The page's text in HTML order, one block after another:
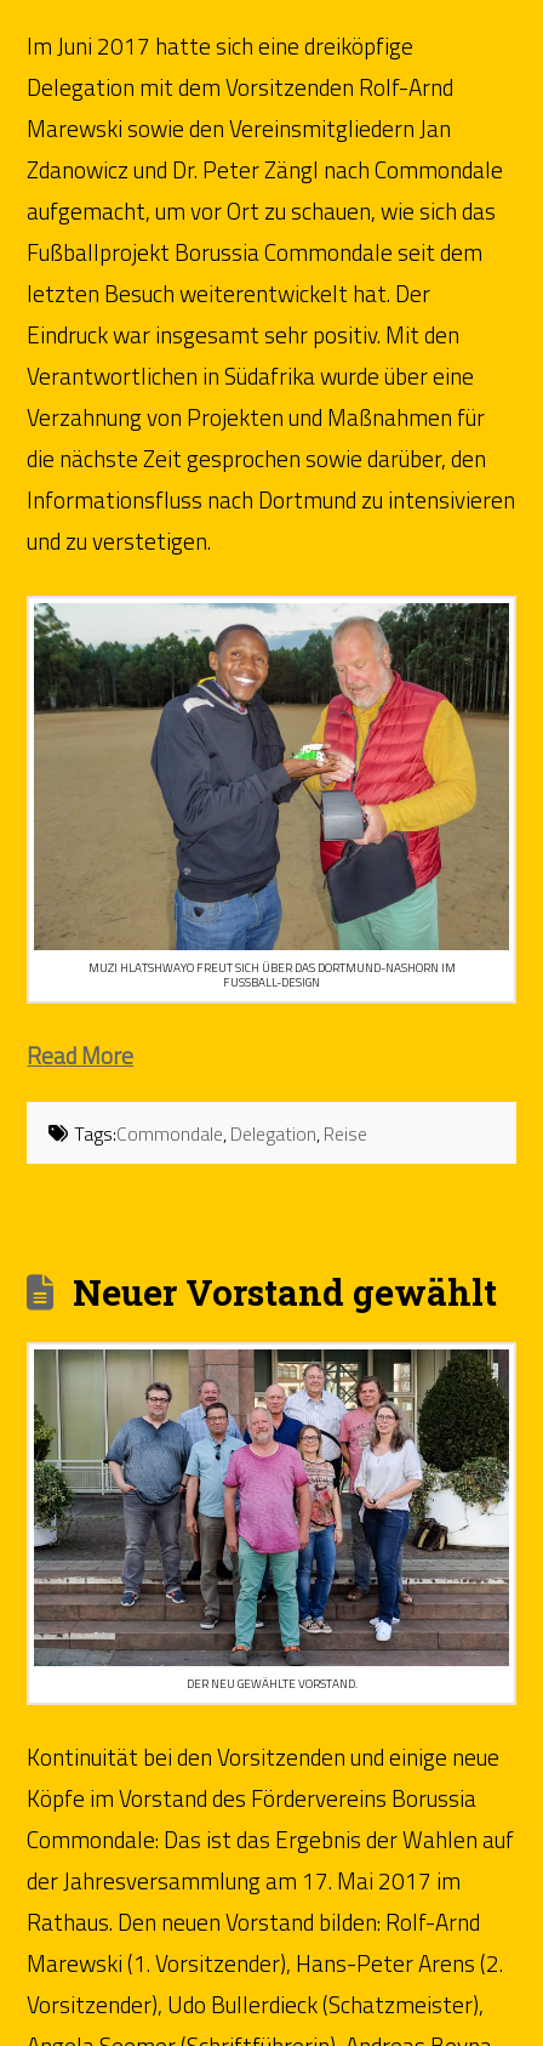
Im Juni 2017 hatte sich eine dreiköpfige
Delegation mit dem Vorsitzenden Rolf-Arnd
Marewski sowie den Vereinsmitgliedern Jan
Zdanowicz und Dr. Peter Zängl nach Commondale
aufgemacht, um vor Ort zu schauen, wie sich das
Fußballprojekt Borussia Commondale seit dem
letzten Besuch weiterentwickelt hat. Der
Eindruck war insgesamt sehr positiv. Mit den
Verantwortlichen in Südafrika wurde über eine
Verzahnung von Projekten und Maßnahmen für
die nächste Zeit gesprochen sowie darüber, den
Informationsfluss nach Dortmund zu intensivieren
und zu verstetigen.
MUZI HLATSHWAYO FREUT SICH ÜBER DAS DORTMUND-NASHORN IM
FUSSBALL-DESIGN
Read More
Tags:Commondale,Delegation,Reise
Neuer Vorstand gewählt
DER NEU GEWÄHLTE VORSTAND.
Kontinuität bei den Vorsitzenden und einige neue
Köpfe im Vorstand des Fördervereins Borussia
Commondale: Das ist das Ergebnis der Wahlen auf
der Jahresversammlung am 17. Mai 2017 im
Rathaus. Den neuen Vorstand bilden: Rolf-Arnd
Marewski (1. Vorsitzender), Hans-Peter Arens (2.
Vorsitzender), Udo Bullerdieck (Schatzmeister),